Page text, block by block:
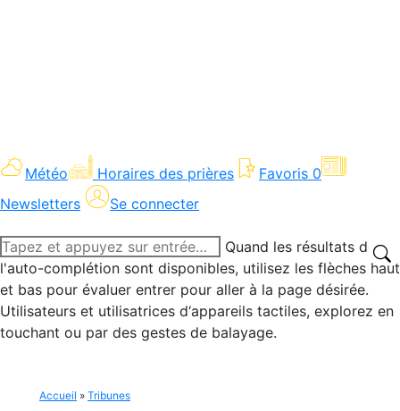
Météo Horaires des prières Favoris 0
Newsletters
Se connecter
Recherche
:
Quand les résultats de
l'auto-complétion sont disponibles, utilisez les flèches haut
et bas pour évaluer entrer pour aller à la page désirée.
Utilisateurs et utilisatrices d‘appareils tactiles, explorez en
touchant ou par des gestes de balayage.
Accueil » Tribunes